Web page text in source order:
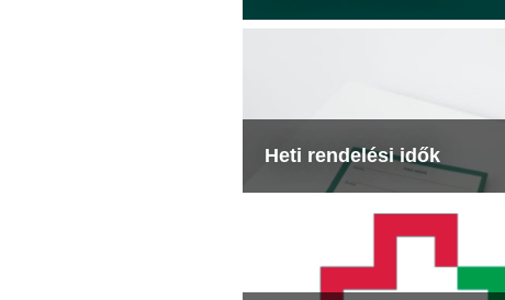
Heti rendelési idők